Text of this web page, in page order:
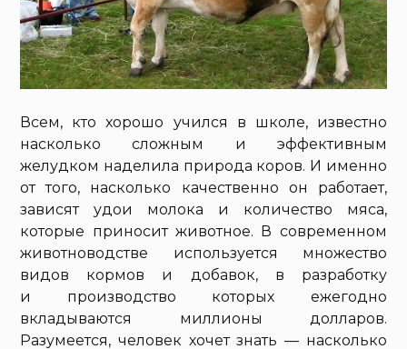
Всем, кто хорошо учился в школе, известно
насколько сложным и эффективным
желудком наделила природа коров. И именно
от того, насколько качественно он работает,
зависят удои молока и количество мяса,
которые приносит животное. В современном
животноводстве используется множество
видов кормов и добавок, в разработку
и производство которых ежегодно
вкладываются миллионы долларов.
Разумеется, человек хочет знать — насколько